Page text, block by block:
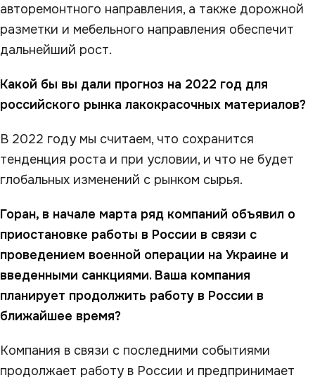
авторемонтного направления, а также дорожной
разметки и мебельного направления обеспечит
дальнейший рост.
Какой бы вы дали прогноз на 2022 год для
российского рынка лакокрасочных материалов?
В 2022 году мы считаем, что сохранится
тенденция роста и при условии, и что не будет
глобальных изменений с рынком сырья.
Горан, в начале марта ряд компаний объявил о
приостановке работы в России в связи с
проведением военной операции на Украине и
введенными санкциями. Ваша компания
планирует продолжить работу в России в
ближайшее время?
Компания в связи с последними событиями
продолжает работу в России и предпринимает